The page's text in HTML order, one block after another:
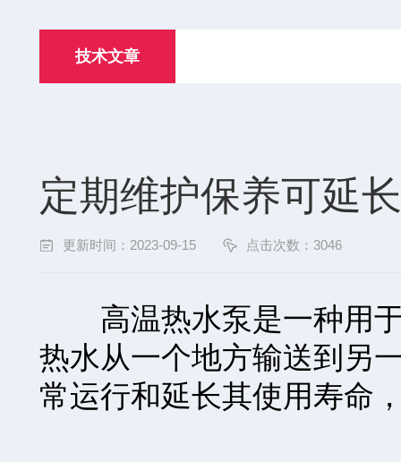
技术文章
定期维护保养可延
更新时间：2023-09-15 点击次数：3046
高温热水泵是一种用于
热水从一个地方输送到另
常运行和延长其使用寿命